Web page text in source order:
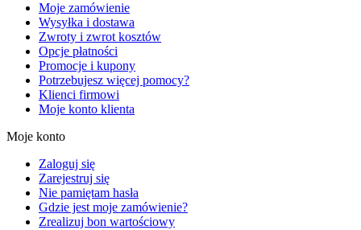
Moje zamówienie
Wysyłka i dostawa
Zwroty i zwrot kosztów
Opcje płatności
Promocje i kupony
Potrzebujesz więcej pomocy?
Klienci firmowi
Moje konto klienta
Moje konto
Zaloguj się
Zarejestruj się
Nie pamiętam hasła
Gdzie jest moje zamówienie?
Zrealizuj bon wartościowy